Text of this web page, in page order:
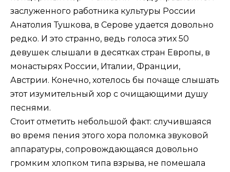
заслуженного работника культуры России
Анатолия Тушкова, в Серове удается довольно
редко. И это странно, ведь голоса этих 50
девушек слышали в десятках стран Европы, в
монастырях России, Италии, Франции,
Австрии. Конечно, хотелось бы почаще слышать
этот изумительный хор с очищающими душу
песнями.
Стоит отметить небольшой факт: случившаяся
во время пения этого хора поломка звуковой
аппаратуры, сопровождающаяся довольно
громким хлопком типа взрыва, не помешала